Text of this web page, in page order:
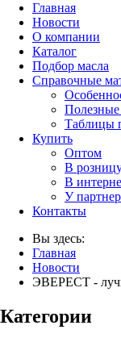
Главная
Новости
О компании
Каталог
Подбор масла
Справочные
Полезные
Таблицы
Купить
Оптом
В
В
У
Контакты
Вы здесь:
Главная
Новости
ЭВЕРЕСТ -
Категории